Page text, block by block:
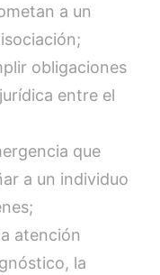
a un
obligaciones
entre el
que
a un individuo
atención
la